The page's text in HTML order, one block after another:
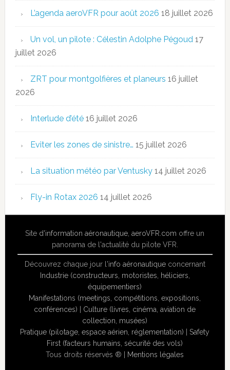
L’agenda aeroVFR pour août 2026 18 juillet 2026
Un vol, un pilote : Célestin Adolphe Pégoud 17
juillet 2026
ZRT pour montgolfières et planeurs 16 juillet
2026
Interlude d’été 16 juillet 2026
Eviter les zones de sinistre… 15 juillet 2026
La situation météo par Ventusky 14 juillet 2026
Fly-in Rotax 2026 14 juillet 2026
Site d'information aéronautique ,aeroVFR.com offre un
panorama de l'actualité du pilote VFR.
Découvrez chaque jour l'info aéronautiqueconcernant
Industrie (constructeurs, motoristes, héliciers,
équipementiers)
Manifestations (meetings, compétitions, expositions,
conférences)
Culture (livres, cinéma, aviation de
collection, musées)
Pratique (pilotage, espace aérien, réglementation) |Safety
First (facteurs humains, sécurité des vols)
Tous droits réservés ® | Mentions légales